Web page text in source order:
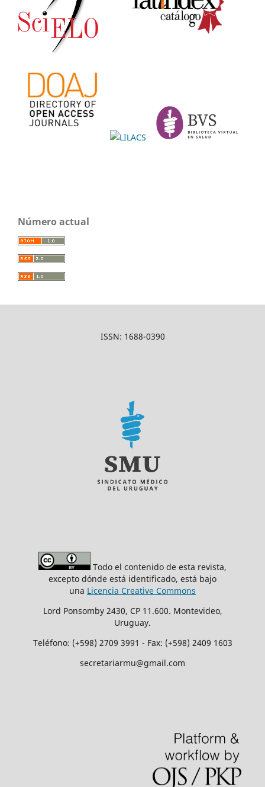
Número actual
ISSN: 1688-0390
Todo el contenido de esta revista,
excepto dónde está identificado, está bajo
una Licencia Creative Commons
Lord Ponsomby 2430, CP 11.600. Montevideo,
Uruguay.
Teléfono: (+598) 2709 3991 - Fax: (+598) 2409 1603
secretariarmu@gmail.com